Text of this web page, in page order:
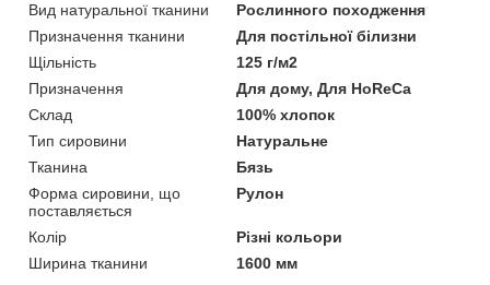
Вид натуральної тканини
Рослинного походження
Призначення тканини
Для постільної білизни
Щільність
125 г/м2
Призначення
Для дому, Для HoReCa
Склад
100% хлопок
Тип сировини
Натуральне
Тканина
Бязь
Форма сировини, що
поставляється
Рулон
Колір
Різні кольори
Ширина тканини
1600 мм